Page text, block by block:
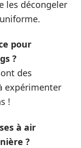
les décongeler
pour
?
des
expérimenter
!
à air
?